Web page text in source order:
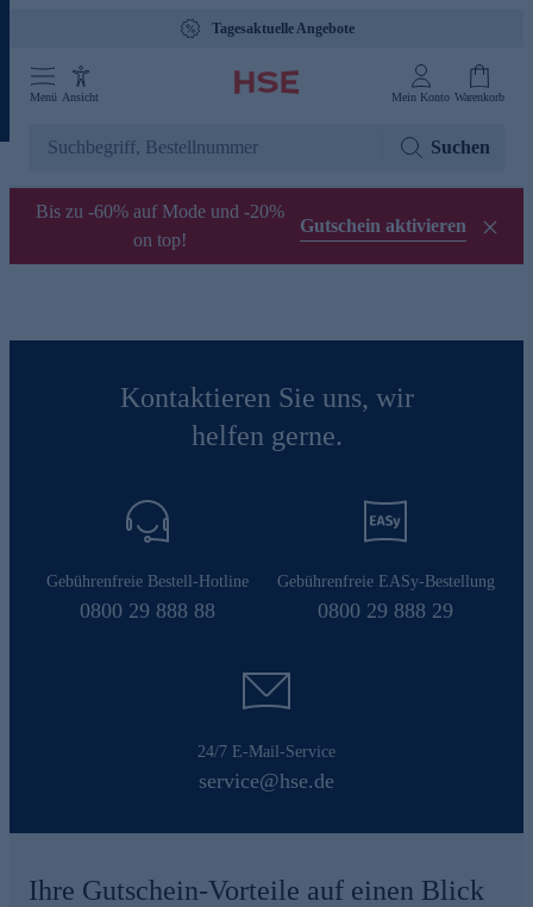
Tagesaktuelle Angebote
Menü Ansicht Mein Konto Warenkorb
Suchen
Bis zu -60% auf Mode und -20%
on top!
Gutschein aktivieren
Kontaktieren Sie uns, wir
helfen gerne.
Gebührenfreie Bestell-Hotline
0800 29 888 88
Gebührenfreie EASy-Bestellung
0800 29 888 29
24/7 E-Mail-Service
service@hse.de
Ihre Gutschein-Vorteile auf einen Blick